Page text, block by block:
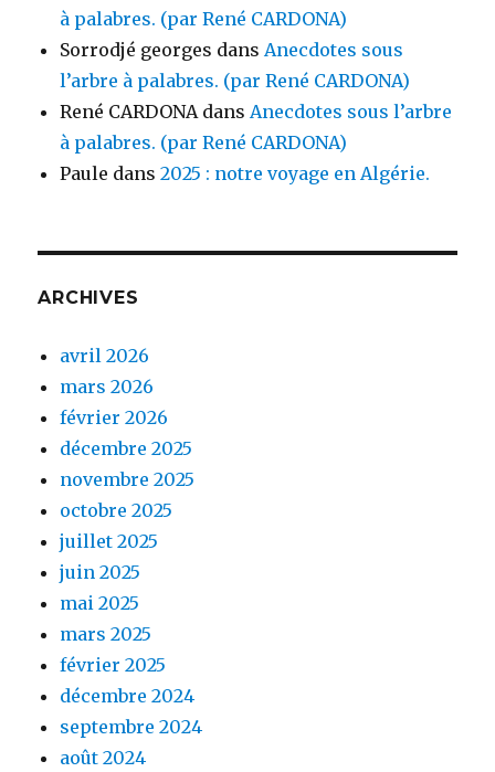
à palabres. (par René CARDONA)
Sorrodjé georges dans Anecdotes sous
l’arbre à palabres. (par René CARDONA)
René CARDONA dans Anecdotes sous l’arbre
à palabres. (par René CARDONA)
Paule dans2025 : notre voyage en Algérie.
ARCHIVES
avril 2026
mars 2026
février 2026
décembre 2025
novembre 2025
octobre 2025
juillet 2025
juin 2025
mai 2025
mars 2025
février 2025
décembre 2024
septembre 2024
août 2024